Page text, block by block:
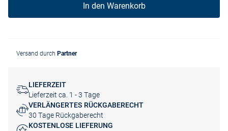
In den Warenkorb
Versand durch Partner
LIEFERZEIT
Lieferzeit ca. 1 - 3 Tage
VERLÄNGERTES RÜCKGABERECHT
30 Tage Rückgaberecht
KOSTENLOSE LIEFERUNG